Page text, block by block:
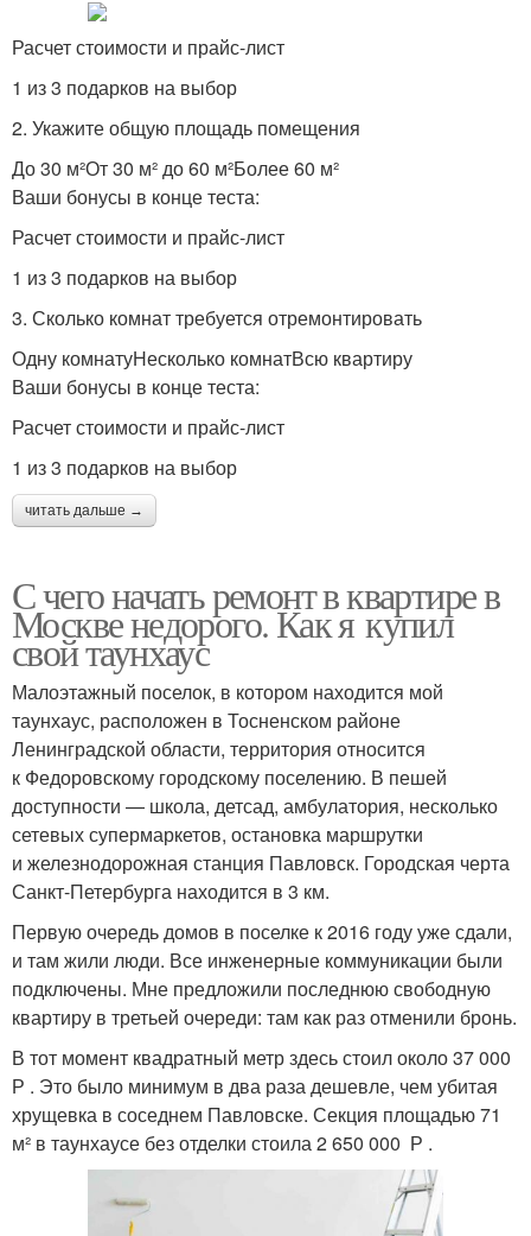
Расчет стоимости и прайс-лист
1 из 3 подарков на выбор
2. Укажите общую площадь помещения
До 30 м²От 30 м² до 60 м²Более 60 м²
Ваши бонусы в конце теста:
Расчет стоимости и прайс-лист
1 из 3 подарков на выбор
3. Сколько комнат требуется отремонтировать
Одну комнатуНесколько комнатВсю квартиру
Ваши бонусы в конце теста:
Расчет стоимости и прайс-лист
1 из 3 подарков на выбор
читать дальше →
С чего начать ремонт в квартире в
Москве недорого. Как я купил
свой таунхаус
Малоэтажный поселок, в котором находится мой
таунхаус, расположен в Тосненском районе
Ленинградской области, территория относится
к Федоровскому городскому поселению. В пешей
доступности — школа, детсад, амбулатория, несколько
сетевых супермаркетов, остановка маршрутки
и железнодорожная станция Павловск. Городская черта
Санкт-Петербурга находится в 3 км.
Первую очередь домов в поселке к 2016 году уже сдали,
и там жили люди. Все инженерные коммуникации были
подключены. Мне предложили последнюю свободную
квартиру в третьей очереди: там как раз отменили бронь.
В тот момент квадратный метр здесь стоил около 37 000
Р . Это было минимум в два раза дешевле, чем убитая
хрущевка в соседнем Павловске. Секция площадью 71
м² в таунхаусе без отделки стоила 2 650 000 Р .